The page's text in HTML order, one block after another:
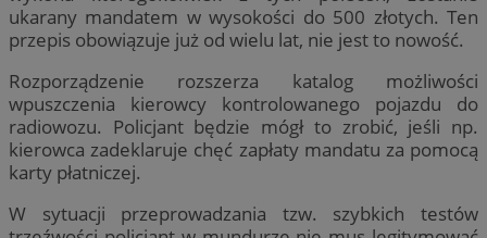
ukarany mandatem w wysokości do 500 złotych. Ten
przepis obowiązuje już od wielu lat, nie jest to nowość.
Rozporządzenie rozszerza katalog możliwości
wpuszczenia kierowcy kontrolowanego pojazdu do
radiowozu. Policjant będzie mógł to zrobić, jeśli np.
kierowca zadeklaruje chęć zapłaty mandatu za pomocą
karty płatniczej.
W sytuacji przeprowadzania tzw. szybkich testów